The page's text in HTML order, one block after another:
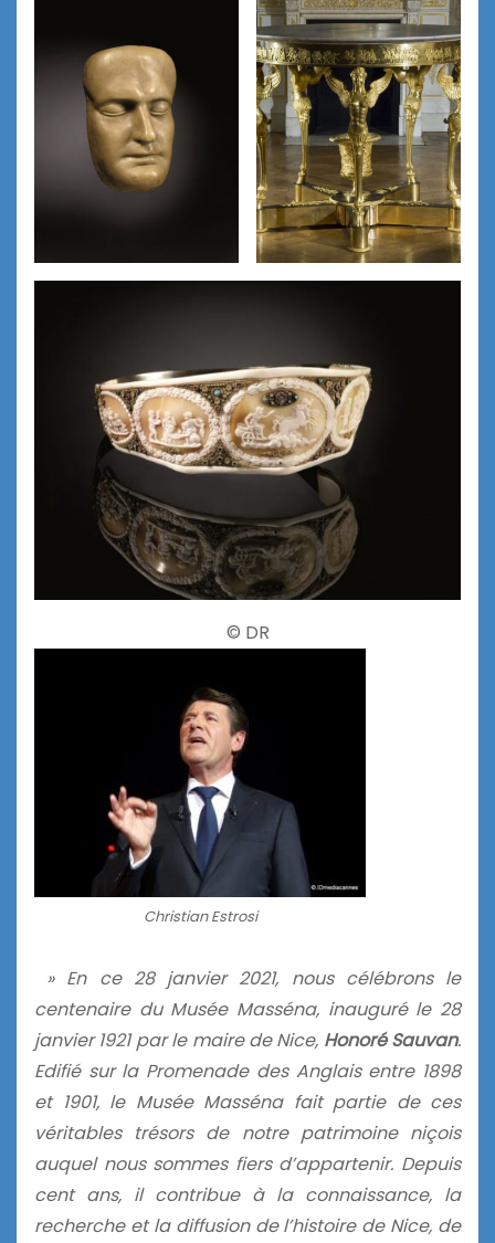
© DR
Christian Estrosi
» En ce 28 janvier 2021, nous célébrons le
centenaire du Musée Masséna, inauguré le 28
janvier 1921 par le maire de Nice, Honoré Sauvan.
Edifié sur la Promenade des Anglais entre 1898
et 1901, le Musée Masséna fait partie de ces
véritables trésors de notre patrimoine niçois
auquel nous sommes fiers d’appartenir. Depuis
cent ans, il contribue à la connaissance, la
recherche et la diffusion de l’histoire de Nice, de